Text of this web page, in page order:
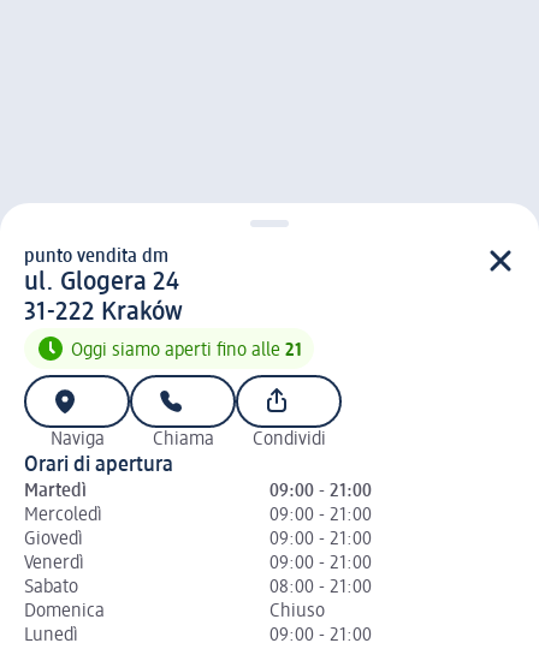
punto vendita d m
punto vendita dm
ul. Glogera 24
3 1 - 2 2 2
31-222 Kraków
Oggi siamo aperti fino alle 21
Naviga Chiama Condividi
Orari di apertura
Martedì
09:00 - 21:00
Mercoledì
09:00 - 21:00
Giovedì
09:00 - 21:00
Venerdì
09:00 - 21:00
Sabato
08:00 - 21:00
Domenica
Chiuso
Lunedì
09:00 - 21:00